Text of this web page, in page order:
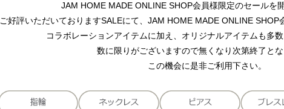
JAM HOME MADE ONLINE SHOP会員様限定のセールを
ご好評いただいておりますSALEにて、JAM HOME MADE ONLINE SHOP
コラボレーションアイテムに加え、オリジナルアイテムも多数
数に限りがございますので無くなり次第終了とな
この機会に是非ご利用下さい。